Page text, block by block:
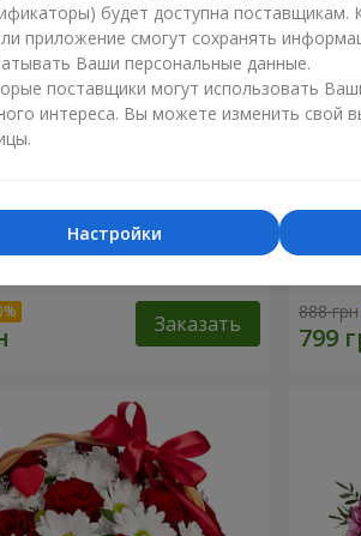
бал"
Заказать 888 грн
будет доступна поставщикам.
приложение смогут сохранять
Ваши персональные данные.
поставщики могут использовать
интереса. Вы можете изменить свой
Настройки